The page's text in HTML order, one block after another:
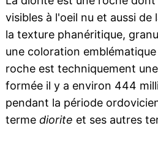
visibles à l'oeil nu et aussi de
la texture phanéritique,
une coloration
roche est techniquement
formée il y a environ 444
pendant la période
terme diorite et ses autres